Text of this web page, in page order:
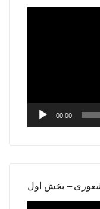
00:00
– بخش اول